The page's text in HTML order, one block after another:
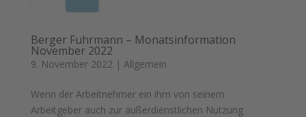
Berger Fuhrmann – Monatsinformation
November 2022
9. November 2022 | Allgemein
Wenn der Arbeitnehmer ein ihm von seinem
Arbeitgeber auch zur außerdienstlichen Nutzung